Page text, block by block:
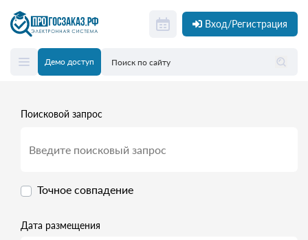
Вход/Регистрация
Демо доступ
Поисковой запрос
Точное совпадение
Дата размещения